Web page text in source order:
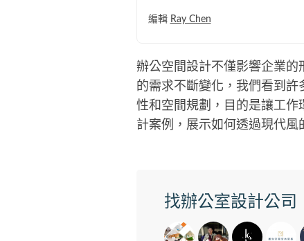
辦公空間設計不僅影響企業
的需求不斷變化，我們看到
性和空間規劃，目的是讓工
計案例，展示如何透過現代風
編輯 Ray Chen
找辦公室設計公司